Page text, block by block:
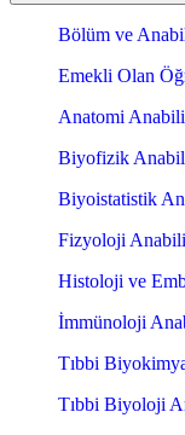
Bölüm ve
Emekli Olan
Anatomi
Biyofizik
Biyoistatistik
Fizyoloji
Histoloji ve
İmmünoloji
Tıbbi
Tıbbi Biyoloji